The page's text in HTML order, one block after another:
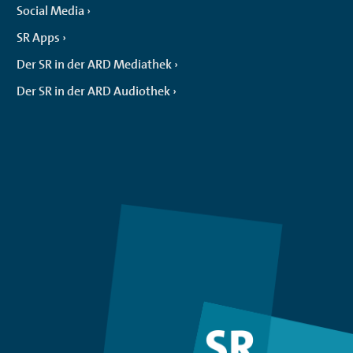
Social Media
SR Apps
Der SR in der ARD Mediathek
Der SR in der ARD Audiothek